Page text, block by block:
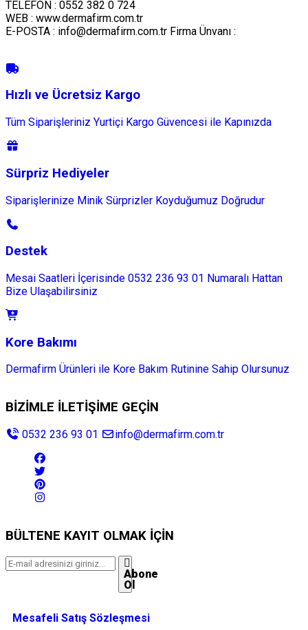
TELEFON : 0552 382 0 724
WEB : www.dermafirm.com.tr
E-POSTA : info@dermafirm.com.tr Firma Ünvanı :
Hızlı ve Ücretsiz Kargo
Tüm Siparişleriniz Yurtiçi Kargo Güvencesi ile Kapınızda
Sürpriz Hediyeler
Siparişlerinize Minik Sürprizler Koyduğumuz Doğrudur
Destek
Mesai Saatleri İçerisinde 0532 236 93 01 Numaralı Hattan
Bize Ulaşabilirsiniz
Kore Bakımı
Dermafirm Ürünleri ile Kore Bakım Rutinine Sahip Olursunuz
BİZİMLE İLETİŞİME GEÇİN
0532 236 93 01 info@dermafirm.com.tr
BÜLTENE KAYIT OLMAK İÇİN
Abone
Ol
Mesafeli Satış Sözleşmesi